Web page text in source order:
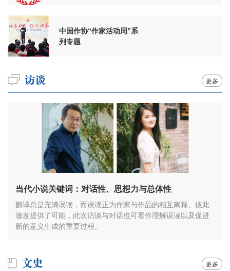
中国作协“作家活动周”系
列专题
更多
当代小说关键词：对话性、思想力与总体性
翻译总是充满误读，而误读正为作家与作品的相互阐释、彼此
激发提供了可能，此次访谈与对话也可看作理解误读以及促进
新的意义生成的重要过程。
更多